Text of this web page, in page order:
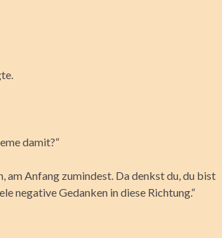
damit?“
am Anfang zumindest. Da denkst du, du bist
negative Gedanken in diese Richtung.“